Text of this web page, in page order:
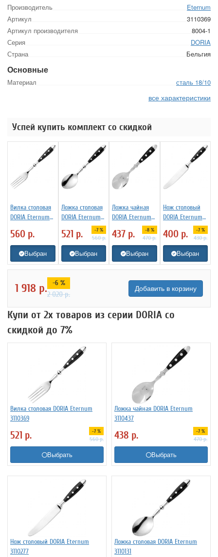
Производитель
Eternum
Артикул
3110369
Артикул производителя
8004-1
Серия
DORIA
Страна
Бельгия
Основные
Материал сталь 18/10
все характеристики
Успей купить комплект со скидкой
Вилка столовая
DORIA Eternum
560 р.
Выбран
Ложка столовая
DORIA Eternum
521 р. -7 %
560р.
Выбран
Ложка чайная
DORIA Eternum
437 р. -8 %
470р.
Выбран
Нож столовый
DORIA Eternum
400 р. -7 %
430р.
Выбран
1 918 р. -6 %
2 020р.
Добавить в корзину
Купи от 2х товаров из серии DORIA со
скидкой до 7%
Вилка столовая DORIA Eternum
3110369
521 р. -7 %
560р.
Выбрать
Ложка чайная DORIA Eternum
3110437
438 р. -7 %
470р.
Выбрать
Нож столовый DORIA Eternum
3110277
Ложка столовая DORIA Eternum
3110131